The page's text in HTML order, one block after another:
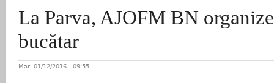
La Parva, AJOFM BN
bucătar
Mar, 01/12/2016 - 09:55